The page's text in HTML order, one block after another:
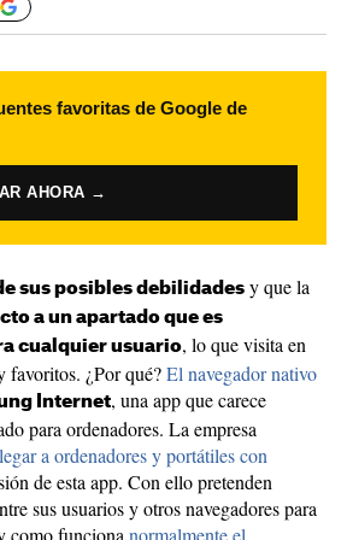
favoritas de Google de
AHORA →
sus posibles debilidades y que la
a un apartado que es
cualquier usuario, lo que visita en
favoritos. ¿Por qué?El navegador nativo
Internet, una app que carece
para ordenadores. La empresa
a ordenadores y portátiles con
de esta app. Con ello pretenden
sus usuarios y otros navegadores para
como funciona normalmente el